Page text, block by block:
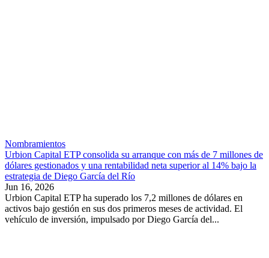
Nombramientos
Urbion Capital ETP consolida su arranque con más de 7 millones de
dólares gestionados y una rentabilidad neta superior al 14% bajo la
estrategia de Diego García del Río
Jun 16, 2026
Urbion Capital ETP ha superado los 7,2 millones de dólares en
activos bajo gestión en sus dos primeros meses de actividad. El
vehículo de inversión, impulsado por Diego García del...